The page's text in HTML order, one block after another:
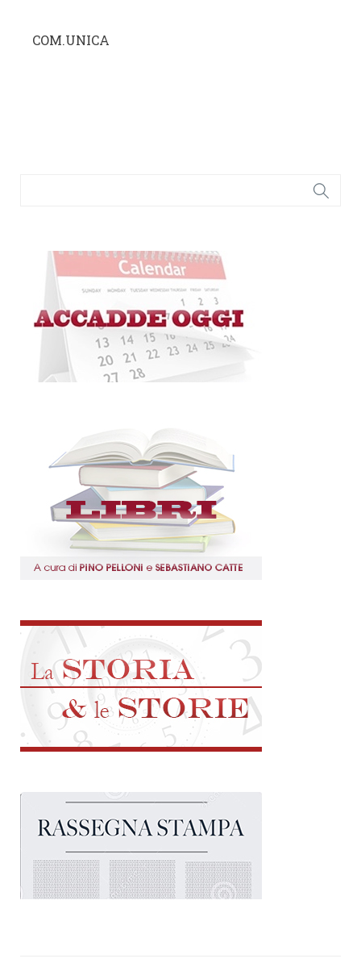
COM.UNICA